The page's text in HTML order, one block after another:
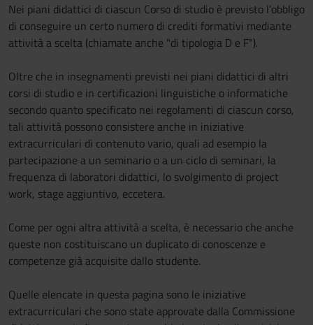
Nei piani didattici di ciascun Corso di studio è previsto l’obbligo
di conseguire un certo numero di crediti formativi mediante
attività a scelta (chiamate anche "di tipologia D e F").
Oltre che in insegnamenti previsti nei piani didattici di altri
corsi di studio e in certificazioni linguistiche o informatiche
secondo quanto specificato nei regolamenti di ciascun corso,
tali attività possono consistere anche in iniziative
extracurriculari di contenuto vario, quali ad esempio la
partecipazione a un seminario o a un ciclo di seminari, la
frequenza di laboratori didattici, lo svolgimento di project
work, stage aggiuntivo, eccetera.
Come per ogni altra attività a scelta, è necessario che anche
queste non costituiscano un duplicato di conoscenze e
competenze già acquisite dallo studente.
Quelle elencate in questa pagina sono le iniziative
extracurriculari che sono state approvate dalla Commissione